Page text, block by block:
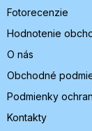
Fotorecenzie
Hodnotenie
O nás
Obchodné
Podmienky
Kontakty